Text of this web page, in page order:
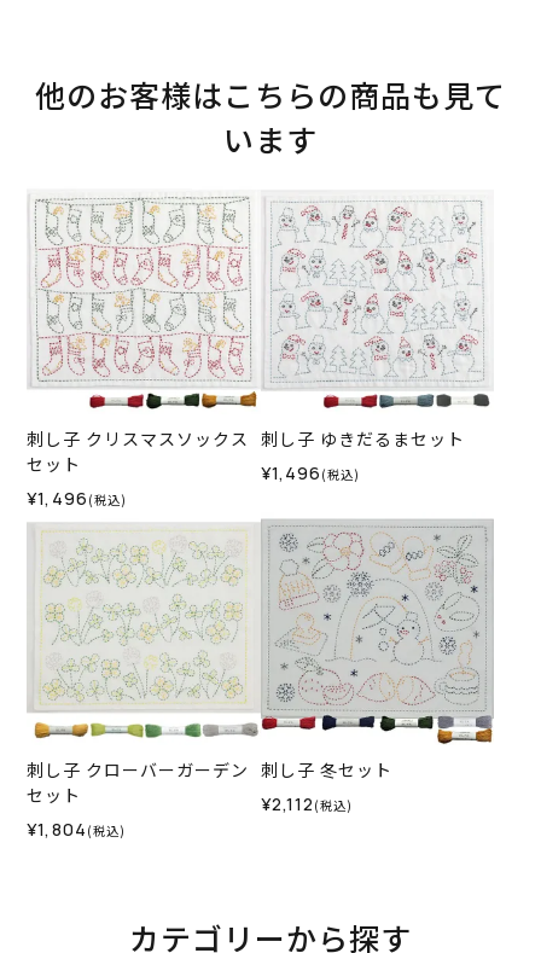
他のお客様はこちらの商品も見て
います
刺し子 クリスマスソックス
セット
¥1,496 (税込)
刺し子 ゆきだるまセット
¥1,496 (税込)
刺し子 クローバーガーデン
セット
¥1,804 (税込)
刺し子 冬セット
¥2,112 (税込)
カテゴリーから探す